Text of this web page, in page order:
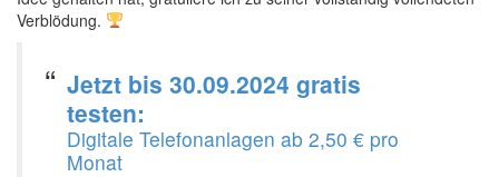
Verblödung.
Jetzt bis 30.09.2024 gratis
testen:
Digitale Telefonanlagen ab 2,50 € pro
Monat